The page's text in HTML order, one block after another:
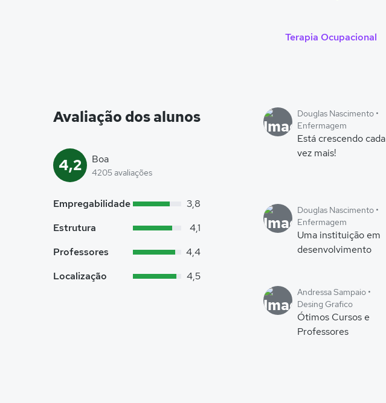
Terapia Ocupacional
Avaliação dos alunos
4,2 Boa
4205 avaliações
Empregabilidade
3,8
Estrutura
4,1
Professores
4,4
Localização
4,5
Douglas Nascimento •
Enfermagem
Está crescendo cada
vez mais!
Douglas Nascimento •
Enfermagem
Uma instituição em
desenvolvimento
Andressa Sampaio •
Desing Grafico
Ótimos Cursos e
Professores